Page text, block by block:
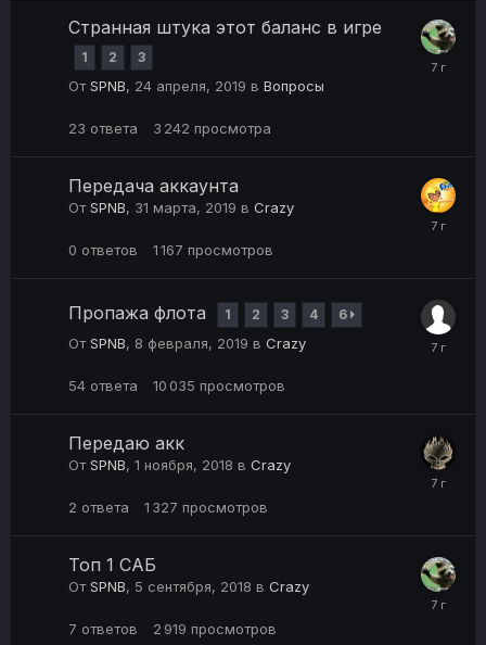
Странная штука этот баланс в игре
1 2 3
ОтSPNB, 24 апреля, 2019 в Вопросы
23 ответа 3 242 просмотра
Передача аккаунта
ОтSPNB, 31 марта, 2019 в Crazy
0 ответов 1 167 просмотров
Пропажа флота 1 2 3 4 6
ОтSPNB, 8 февраля, 2019 в Crazy
54 ответа 10 035 просмотров
Передаю акк
ОтSPNB, 1 ноября, 2018 в Crazy
2 ответа 1 327 просмотров
Топ 1 САБ
ОтSPNB, 5 сентября, 2018 в Crazy
7 ответов 2 919 просмотров